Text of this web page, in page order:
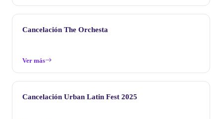
Cancelación The Orchesta
Ver más
Cancelación Urban Latin Fest 2025